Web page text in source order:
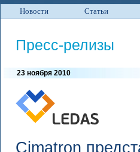
Новости Статьи
Пресс-релизы
23 ноября 2010
Cimatron